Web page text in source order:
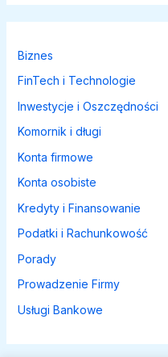
Biznes
FinTech i Technologie
Inwestycje i Oszczędności
Komornik i długi
Konta firmowe
Konta osobiste
Kredyty i Finansowanie
Podatki i Rachunkowość
Porady
Prowadzenie Firmy
Usługi Bankowe